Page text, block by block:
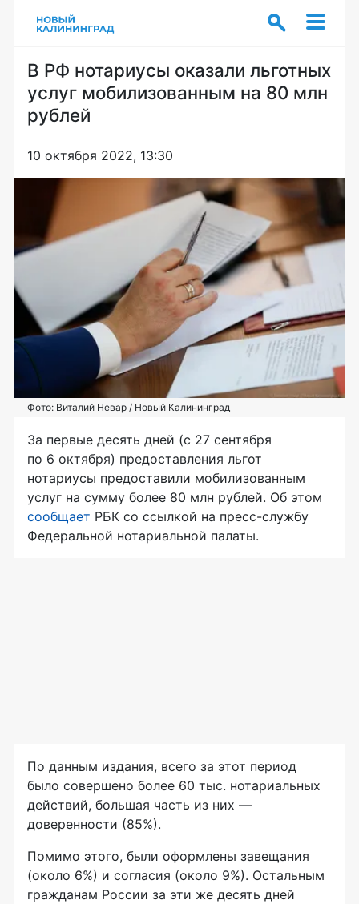
В РФ нотариусы оказали льготных
услуг мобилизованным на 80 млн
рублей
10 октября 2022, 13:30
Фото: Виталий Невар / Новый Калининград
За первые десять дней (с 27 сентября
по 6 октября) предоставления льгот
нотариусы предоставили мобилизованным
услуг на сумму более 80 млн рублей. Об этом
сообщает РБК со ссылкой на пресс-службу
Федеральной нотариальной палаты.
По данным издания, всего за этот период
было совершено более 60 тыс. нотариальных
действий, большая часть из них —
доверенности (85%).
Помимо этого, были оформлены завещания
(около 6%) и согласия (около 9%). Остальным
гражданам России за эти же десять дней